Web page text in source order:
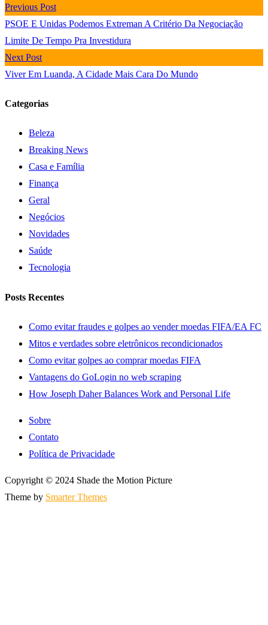
Previous Post
PSOE E Unidas Podemos Extreman A Critério Da Negociação
Limite De Tempo Pra Investidura
Next Post
Viver Em Luanda, A Cidade Mais Cara Do Mundo
Categorias
Beleza
Breaking News
Casa e Família
Finança
Geral
Negócios
Novidades
Saúde
Tecnologia
Posts Recentes
Como evitar fraudes e golpes ao vender moedas FIFA/EA FC
Mitos e verdades sobre eletrônicos recondicionados
Como evitar golpes ao comprar moedas FIFA
Vantagens do GoLogin no web scraping
How Joseph Daher Balances Work and Personal Life
Sobre
Contato
Política de Privacidade
Copyright © 2024 Shade the Motion Picture
Theme by Smarter Themes